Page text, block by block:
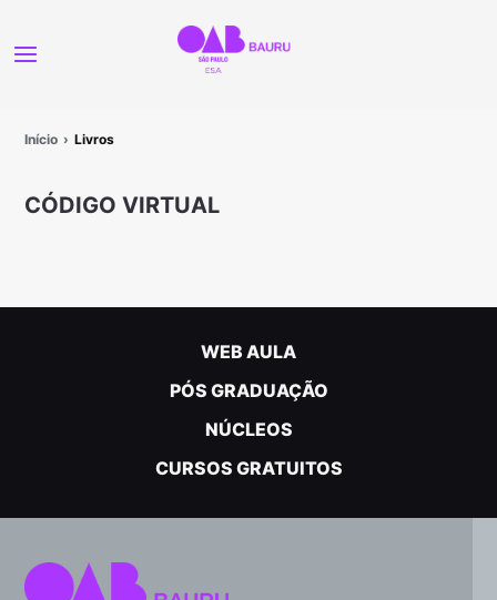
Início Livros
CÓDIGO VIRTUAL
WEB AULA
PÓS GRADUAÇÃO
NÚCLEOS
CURSOS GRATUITOS